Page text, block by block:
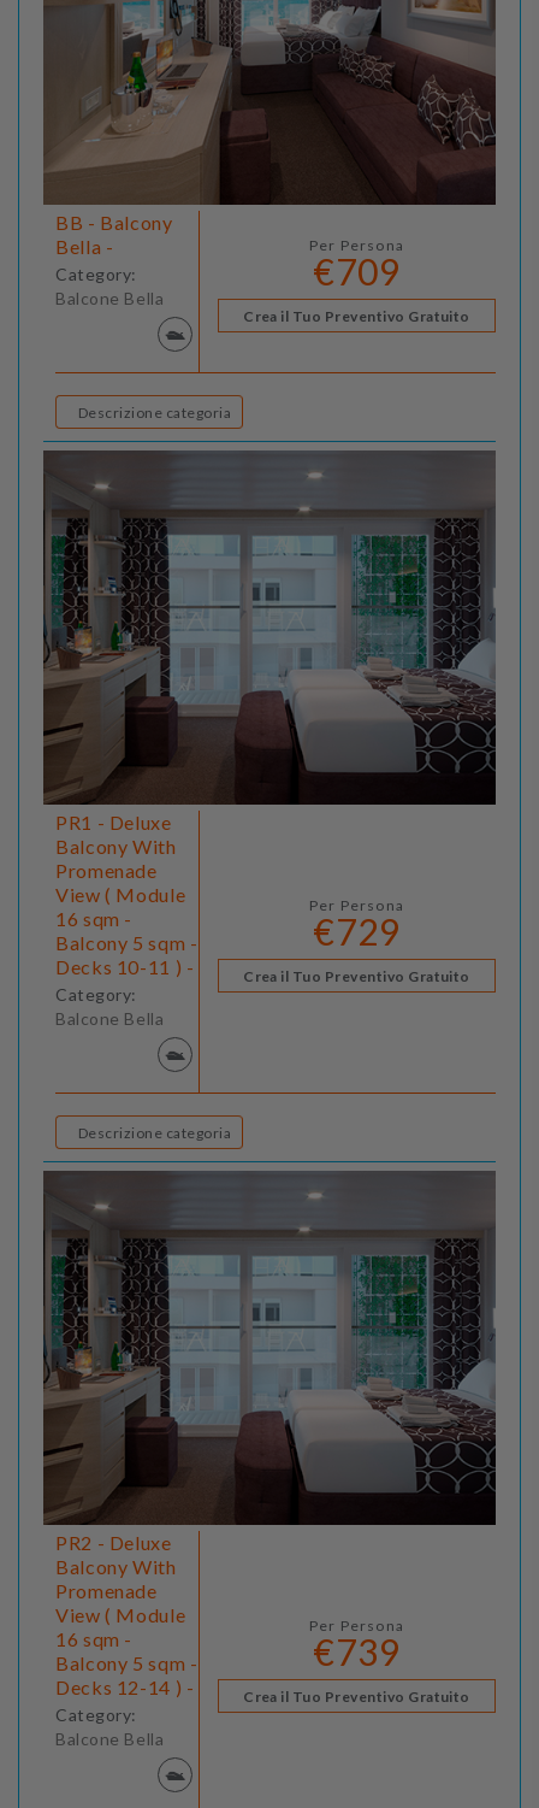
BB - Balcony
Bella -
Category:
Balcone Bella
Per Persona
€709
Crea il Tuo Preventivo Gratuito
Descrizione categoria
PR1 - Deluxe
Balcony With
Promenade
View ( Module
16 sqm -
Balcony 5 sqm -
Decks 10-11 ) -
Category:
Balcone Bella
Per Persona
€729
Crea il Tuo Preventivo Gratuito
Descrizione categoria
PR2 - Deluxe
Balcony With
Promenade
View ( Module
16 sqm -
Balcony 5 sqm -
Decks 12-14 ) -
Category:
Balcone Bella
Per Persona
€739
Crea il Tuo Preventivo Gratuito